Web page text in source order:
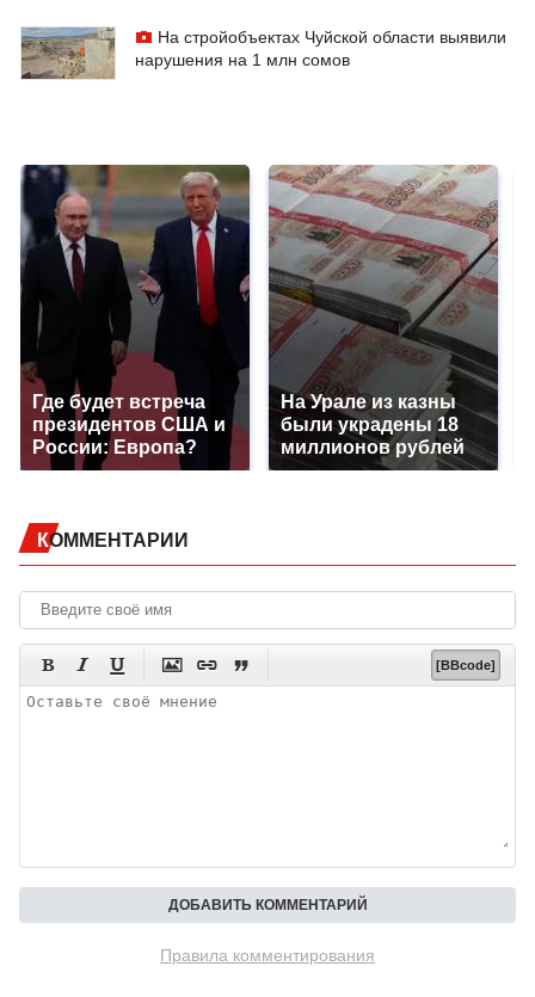
На стройобъектах Чуйской области выявили
нарушения на 1 млн сомов
Где будет встреча
президентов США и
России: Европа?
На Урале из казны
были украдены 18
миллионов рублей
КОММЕНТАРИИ
      [BBcode]
Правила комментирования